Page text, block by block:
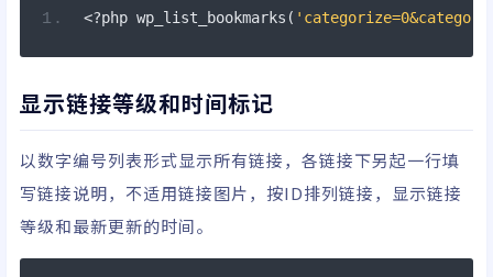
<?php wp_list_bookmarks (
显示链接等级和时间标记
以数字编号列表形式显示所有链接，各链接下另起一行填
写链接说明，不适用链接图片，按ID排列链接，显示链接
等级和最新更新的时间。